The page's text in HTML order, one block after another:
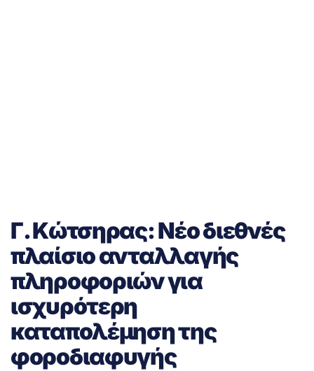
Γ. Κώτσηρας: Νέο διεθνές
πλαίσιο ανταλλαγής
πληροφοριών για
ισχυρότερη
καταπολέμηση της
φοροδιαφυγής